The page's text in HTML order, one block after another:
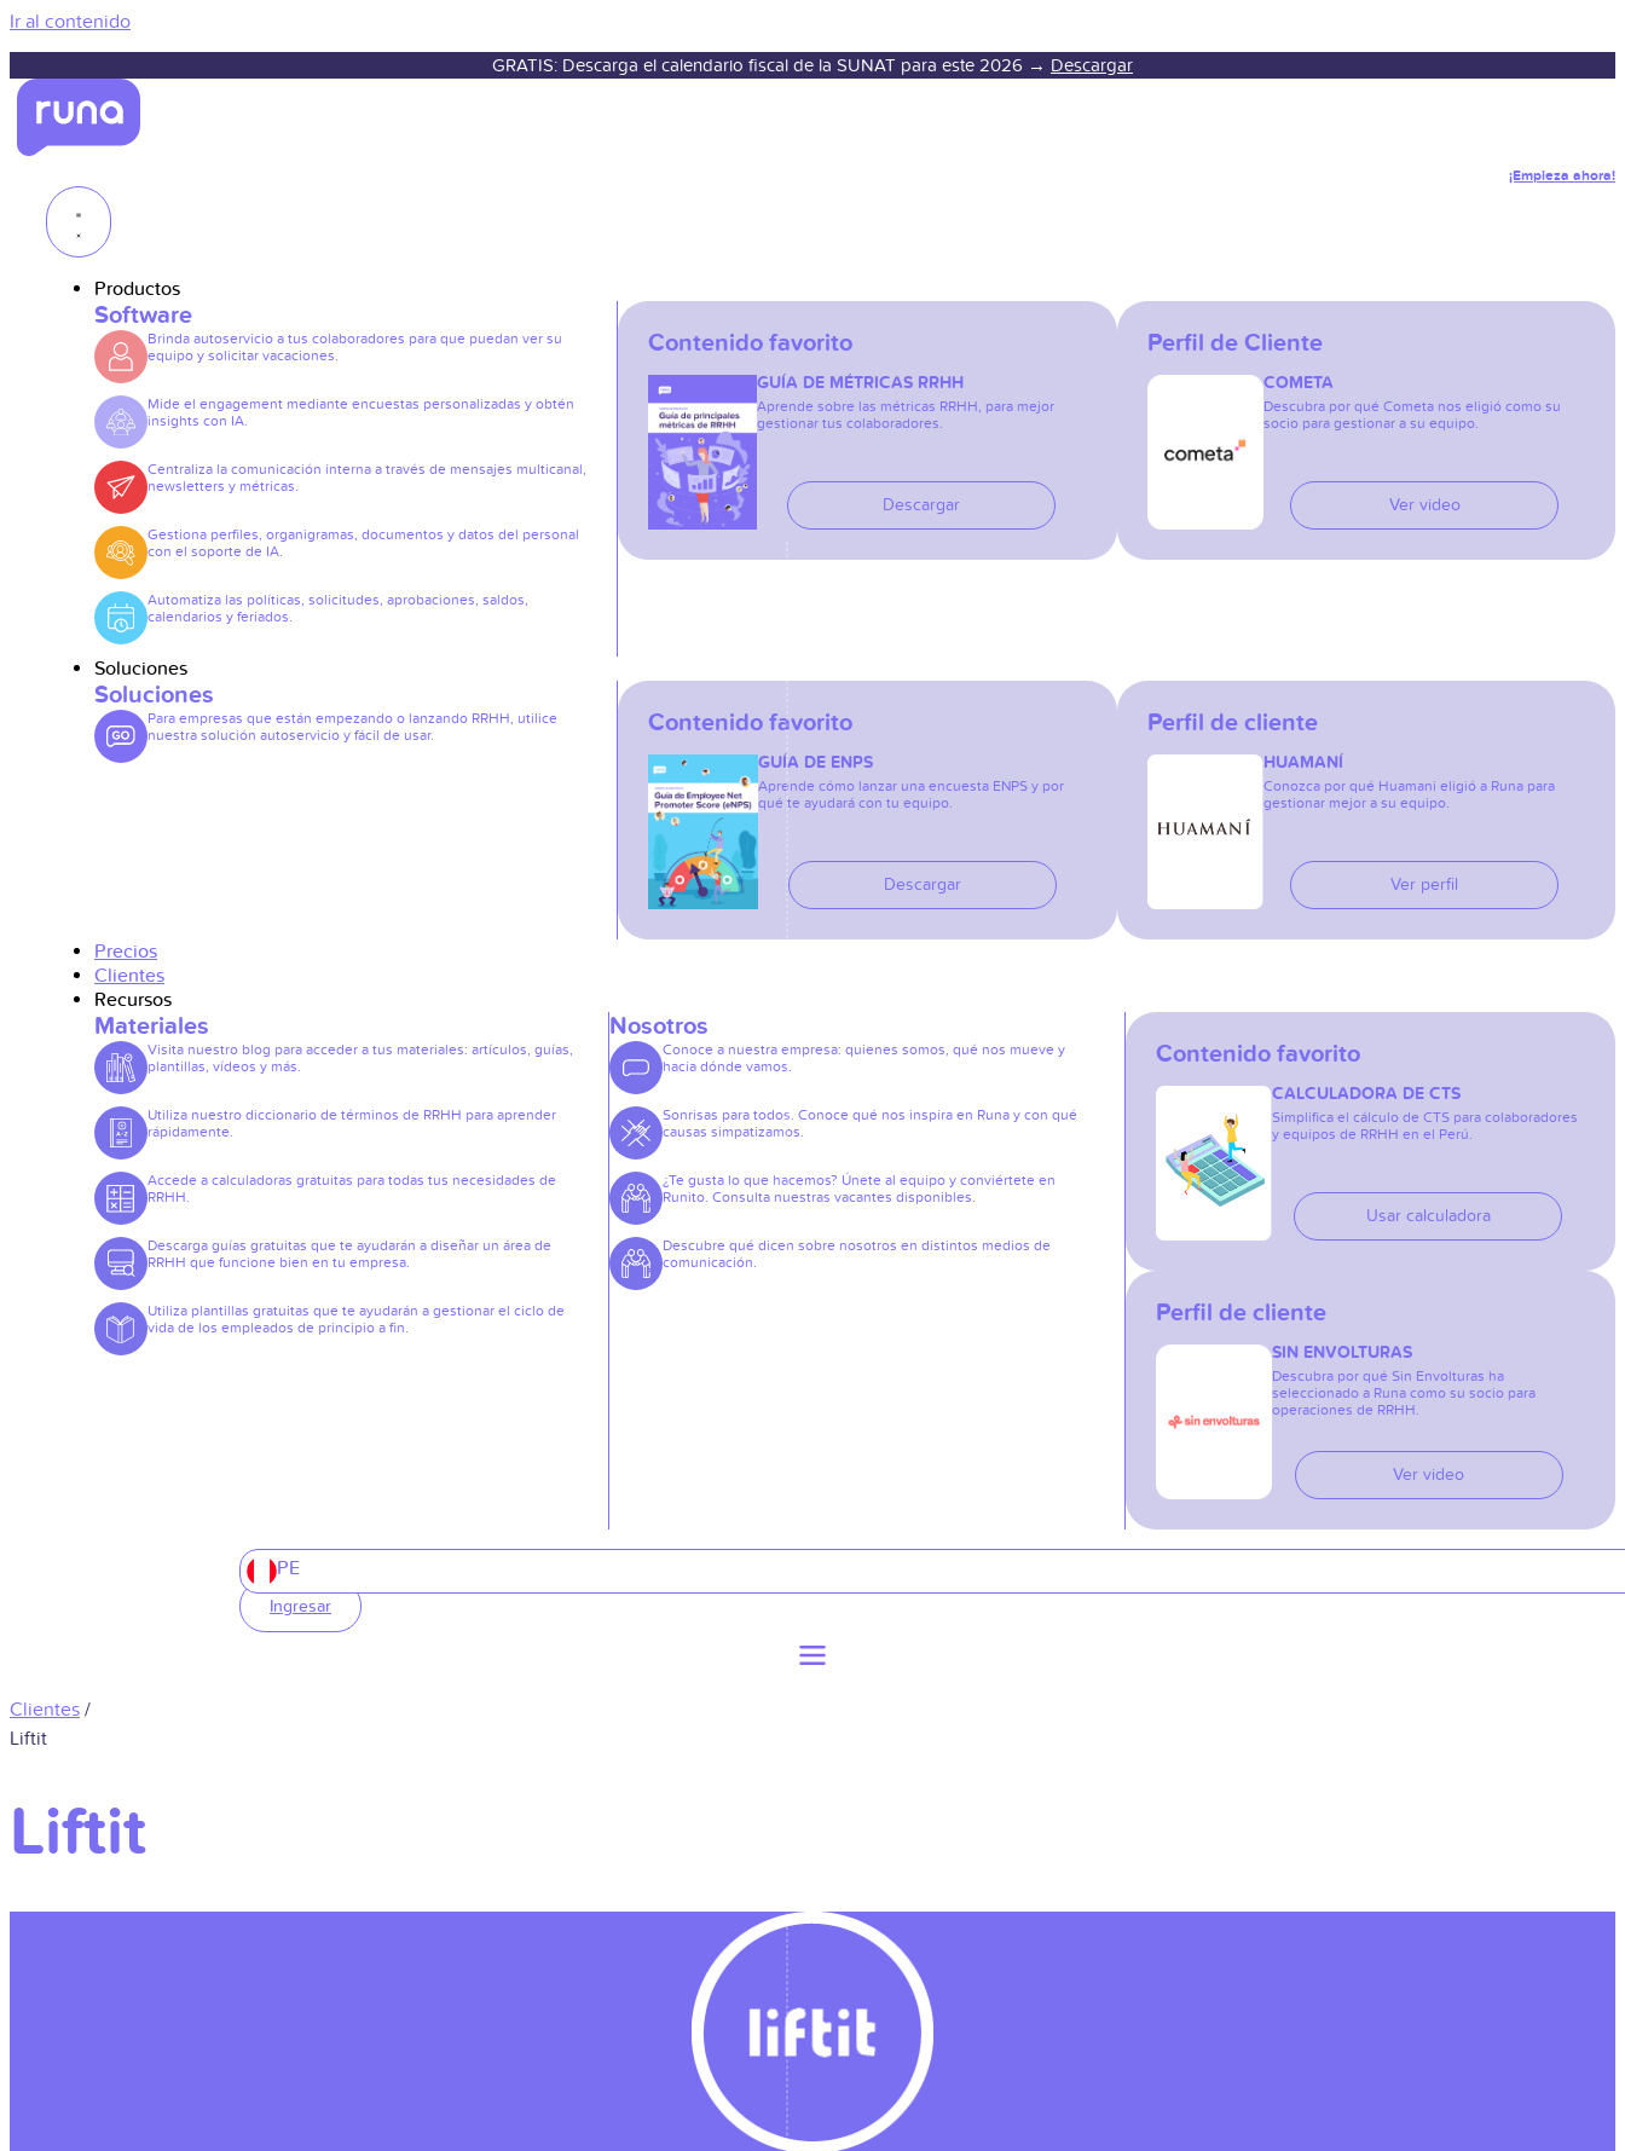
Ir al contenido
GRATIS: Descarga el calendario fiscal de la SUNAT para este 2026 → Descargar
¡Empieza ahora!
Productos
Software
Brinda autoservicio a tus colaboradores para que puedan ver su
equipo y solicitar vacaciones.
Mide el engagement mediante encuestas personalizadas y obtén
insights con IA.
Centraliza la comunicación interna a través de mensajes multicanal,
newsletters y métricas.
Gestiona perfiles, organigramas, documentos y datos del personal
con el soporte de IA.
Automatiza las políticas, solicitudes, aprobaciones, saldos,
calendarios y feriados.
Contenido favorito
GUÍA DE MÉTRICAS RRHH
Aprende sobre las métricas RRHH, para mejor
gestionar tus colaboradores.
Descargar
Perfil de Cliente
COMETA
Descubra por qué Cometa nos eligió como su
socio para gestionar a su equipo.
Ver video
Soluciones
Soluciones
Para empresas que están empezando o lanzando RRHH, utilice
nuestra solución autoservicio y fácil de usar.
Contenido favorito
GUÍA DE ENPS
Aprende cómo lanzar una encuesta ENPS y por
qué te ayudará con tu equipo.
Descargar
Perfil de cliente
HUAMANÍ
Conozca por qué Huamani eligió a Runa para
gestionar mejor a su equipo.
Ver perfil
Precios
Clientes
Recursos
Materiales
Visita nuestro blog para acceder a tus materiales: artículos, guías,
plantillas, vídeos y más.
Utiliza nuestro diccionario de términos de RRHH para aprender
rápidamente.
Accede a calculadoras gratuitas para todas tus necesidades de
RRHH.
Descarga guías gratuitas que te ayudarán a diseñar un área de
RRHH que funcione bien en tu empresa.
Utiliza plantillas gratuitas que te ayudarán a gestionar el ciclo de
vida de los empleados de principio a fin.
Nosotros
Conoce a nuestra empresa: quienes somos, qué nos mueve y
hacia dónde vamos.
Sonrisas para todos. Conoce qué nos inspira en Runa y con qué
causas simpatizamos.
¿Te gusta lo que hacemos? Únete al equipo y conviértete en
Runito. Consulta nuestras vacantes disponibles.
Descubre qué dicen sobre nosotros en distintos medios de
comunicación.
Contenido favorito
CALCULADORA DE CTS
Simplifica el cálculo de CTS para colaboradores
y equipos de RRHH en el Perú.
Usar calculadora
Perfil de cliente
SIN ENVOLTURAS
Descubra por qué Sin Envolturas ha
seleccionado a Runa como su socio para
operaciones de RRHH.
Ver video
PE
Ingresar
Clientes /
Liftit
Liftit